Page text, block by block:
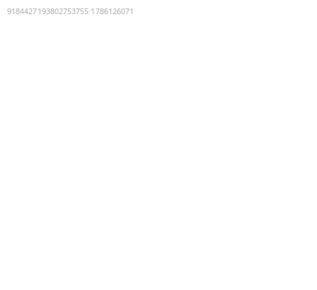
9184427193802753755:1786126071